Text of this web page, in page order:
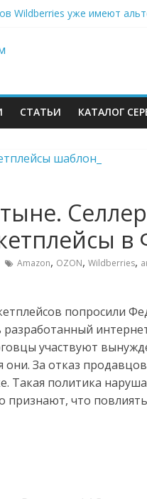
Wildberries уже имеют
хроники 2–6 августа
СТАТЬИ КАТАЛОГ
в
Amazon, OZON, Wildberries,
попросили
участвуют
За отказ
Такая политика
признают, что